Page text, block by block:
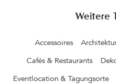
Weitere
Accessoires
Cafés & Restaurants
Eventlocation & Tagungsorte